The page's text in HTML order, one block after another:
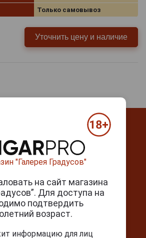
Только самовывоз
Уточнить цену и наличие
Серпуховский вал, д. 5
с 10:00 до 22:00
+7(495) 644-59-95
info@cigarpro.ru
"Галерея Градусов"
на сайт магазина
Для доступа на
подтвердить
возраст.
информацию для лиц